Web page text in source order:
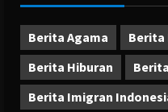
Berita Agama
Berita
Berita Hiburan
Berita Imigran